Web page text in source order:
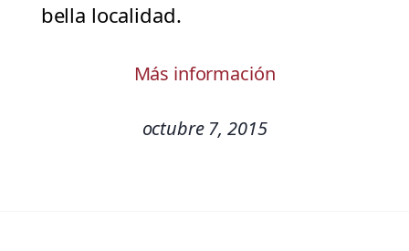
bella localidad.
Más información
octubre 7, 2015